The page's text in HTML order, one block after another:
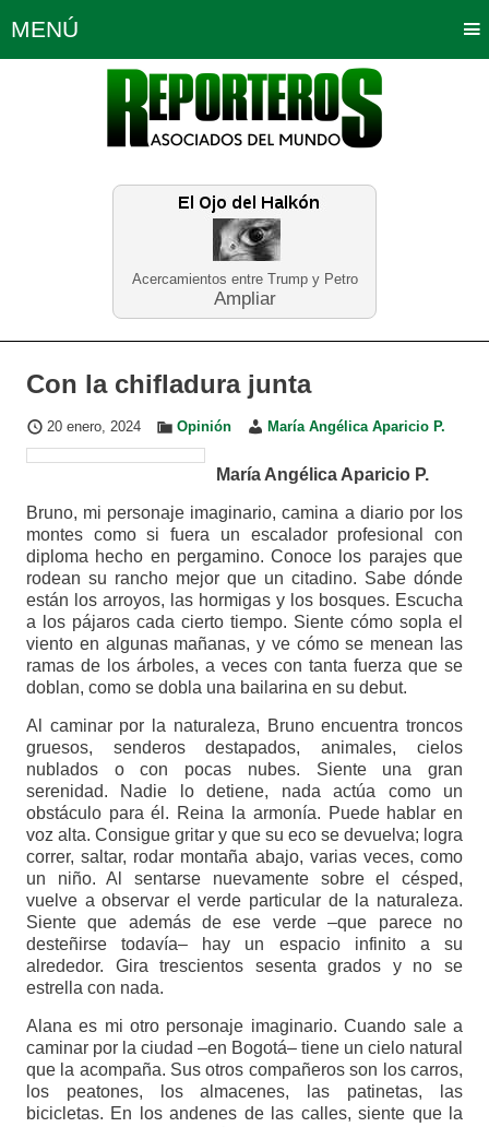
Acercamientos entre Trump y Petro
Ampliar
MENÚ
Política Opinión Bogotá
Planeta Tierra Deportes
Educación Neira
Con la chifladura junta
20 enero, 2024 Opinión María Angélica Aparicio P.
María Angélica Aparicio P.
Bruno, mi personaje imaginario, camina a diario por los
montes como si fuera un escalador profesional con
diploma hecho en pergamino. Conoce los parajes que
rodean su rancho mejor que un citadino. Sabe dónde
están los arroyos, las hormigas y los bosques. Escucha
a los pájaros cada cierto tiempo. Siente cómo sopla el
viento en algunas mañanas, y ve cómo se menean las
ramas de los árboles, a veces con tanta fuerza que se
doblan, como se dobla una bailarina en su debut.
Al caminar por la naturaleza, Bruno encuentra troncos
gruesos, senderos destapados, animales, cielos
nublados o con pocas nubes. Siente una gran
serenidad. Nadie lo detiene, nada actúa como un
obstáculo para él. Reina la armonía. Puede hablar en
voz alta. Consigue gritar y que su eco se devuelva; logra
correr, saltar, rodar montaña abajo, varias veces, como
un niño. Al sentarse nuevamente sobre el césped,
vuelve a observar el verde particular de la naturaleza.
Siente que además de ese verde –que parece no
desteñirse todavía– hay un espacio infinito a su
alrededor. Gira trescientos sesenta grados y no se
estrella con nada.
Alana es mi otro personaje imaginario. Cuando sale a
caminar por la ciudad –en Bogotá– tiene un cielo natural
que la acompaña. Sus otros compañeros son los carros,
los peatones, los almacenes, las patinetas, las
bicicletas. En los andenes de las calles, siente que la